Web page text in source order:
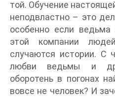
той. Обучение
неподвластно – это
особенно если
этой компании
случаются истории. С
любви ведьмы и
оборотень в погонах
вовсе не человек? И